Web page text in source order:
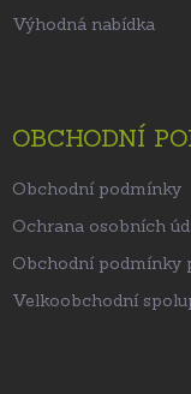
Výhodná nabídka
OBCHODNÍ
Obchodní podmínky
Ochrana osobních
Obchodní podmínky
Velkoobchodní